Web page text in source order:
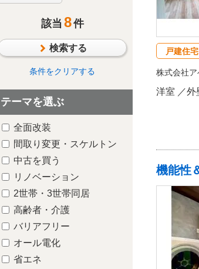
その他該当 8件
検索する
条件をクリアする
テーマを選ぶ
全面改装
間取り変更・スケルトン
中古を買う
リノベーション
2世帯・3世帯同居
高齢者・介護
バリアフリー
オール電化
省エネ
戸建住宅
株式会社ア
洋室 ／外
機能性